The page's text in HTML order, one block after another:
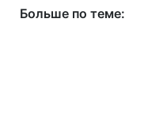
Больше по теме: